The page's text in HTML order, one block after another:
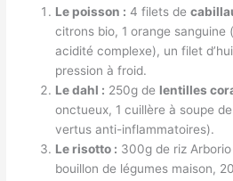
Le poisson : 4 filets de
citrons bio, 1 orange sanguine
acidité complexe), un filet
pression à froid.
Le dahl : 250g de lentilles
onctueux, 1 cuillère à soupe
vertus anti-inflammatoires).
Le risotto : 300g de riz
bouillon de légumes maison,